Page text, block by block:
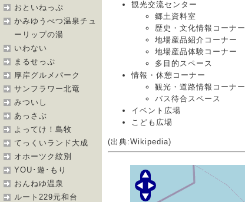
おといねっぷ
かみゆうべつ温泉チュ
ーリップの湯
いわない
まるせっぷ
厚岸グルメパーク
サンフラワー北竜
みついし
あっさぶ
よってけ！島牧
てっくいランド大成
オホーツク紋別
YOU･遊･もり
おんねゆ温泉
ルート229元和台
観光交流センター
郷土資料室
歴史・文化情報コーナー
地場産品紹介コーナー
地場産品体験コーナー
多目的スペース
情報・休憩コーナー
観光・道路情報コーナー
バス待合スペース
イベント広場
こども広場
(出典:Wikipedia)